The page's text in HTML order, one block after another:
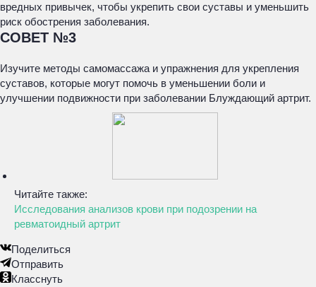
вредных привычек, чтобы укрепить свои суставы и уменьшить
риск обострения заболевания.
СОВЕТ №3
Изучите методы самомассажа и упражнения для укрепления
суставов, которые могут помочь в уменьшении боли и
улучшении подвижности при заболевании Блуждающий артрит.
Читайте также:
Исследования анализов крови при подозрении на
ревматоидный артрит
Поделиться
Отправить
Класснуть